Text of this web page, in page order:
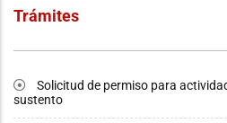
Trámites
Solicitud de permiso para
sustento